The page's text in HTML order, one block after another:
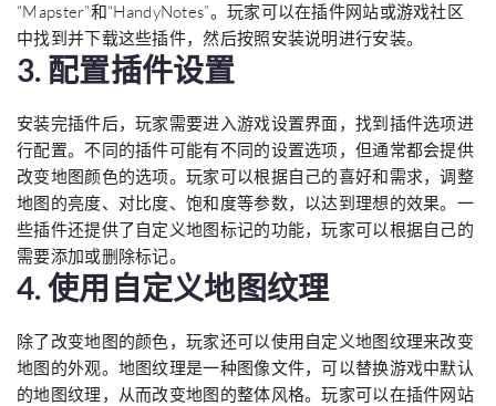
“Mapster”和“HandyNotes”。玩家可以在插件网站或游戏社区
中找到并下载这些插件，然后按照安装说明进行安装。
3. 配置插件设置
安装完插件后，玩家需要进入游戏设置界面，找到插件选项进
行配置。不同的插件可能有不同的设置选项，但通常都会提供
改变地图颜色的选项。玩家可以根据自己的喜好和需求，调整
地图的亮度、对比度、饱和度等参数，以达到理想的效果。一
些插件还提供了自定义地图标记的功能，玩家可以根据自己的
需要添加或删除标记。
4. 使用自定义地图纹理
除了改变地图的颜色，玩家还可以使用自定义地图纹理来改变
地图的外观。地图纹理是一种图像文件，可以替换游戏中默认
的地图纹理，从而改变地图的整体风格。玩家可以在插件网站